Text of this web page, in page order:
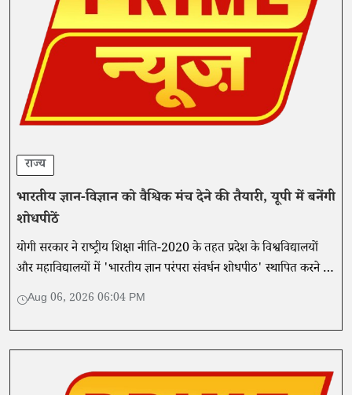
राज्य
भारतीय ज्ञान-विज्ञान को वैश्विक मंच देने की तैयारी, यूपी में बनेंगी
शोधपीठें
योगी सरकार ने राष्ट्रीय शिक्षा नीति-2020 के तहत प्रदेश के विश्वविद्यालयों
और महाविद्यालयों में 'भारतीय ज्ञान परंपरा संवर्धन शोधपीठ' स्थापित करने की
नीति जारी की है।
Aug 06, 2026 06:04 PM